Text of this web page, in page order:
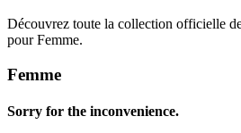
Découvrez toute la collection officielle
pour Femme.
Femme
Sorry for the inconvenience.